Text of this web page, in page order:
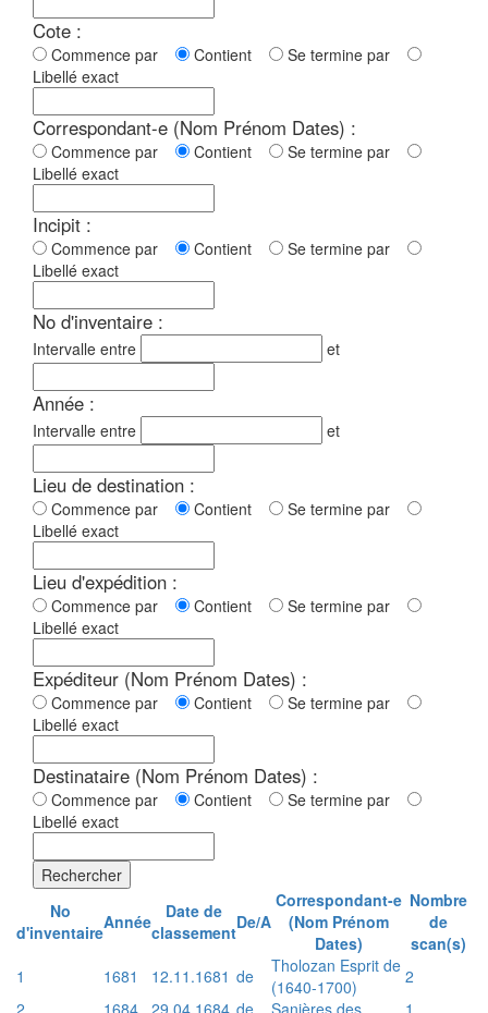
Cote :
Commence par Contient
Se termine par
Libellé exact
Correspondant-e (Nom Prénom Dates) :
Commence par Contient
Se termine par
Libellé exact
Incipit :
Commence par Contient
Se termine par
Libellé exact
No d'inventaire :
Intervalle entre et
Année :
Intervalle entre et
Lieu de destination :
Commence par Contient
Se termine par
Libellé exact
Lieu d'expédition :
Commence par Contient
Se termine par
Libellé exact
Expéditeur (Nom Prénom Dates) :
Commence par Contient
Se termine par
Libellé exact
Destinataire (Nom Prénom Dates) :
Commence par Contient
Se termine par
Libellé exact
Rechercher
No
d'inventaireAnnée
Date de
classementDe/A
Correspondant-e
(Nom Prénom
Dates)
Nombre
de
scan(s)
1
1681 12.11.1681 de
Tholozan Esprit de
(1640-1700)
2
2
1684 29.04.1684 de Sanières des
1